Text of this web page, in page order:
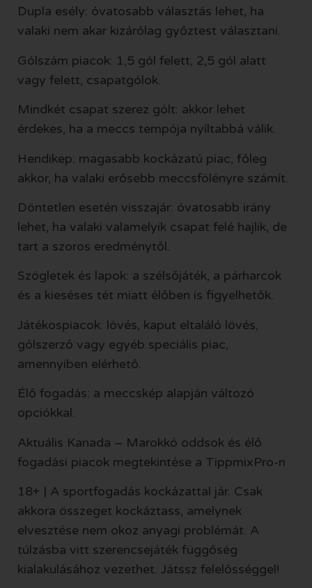
Dupla esély: óvatosabb választás lehet, ha
valaki nem akar kizárólag győztest választani.
Gólszám piacok: 1,5 gól felett, 2,5 gól alatt
vagy felett, csapatgólok.
Mindkét csapat szerez gólt: akkor lehet
érdekes, ha a meccs tempója nyíltabbá válik.
Hendikep: magasabb kockázatú piac, főleg
akkor, ha valaki erősebb meccsfölényre számít.
Döntetlen esetén visszajár: óvatosabb irány
lehet, ha valaki valamelyik csapat felé hajlik, de
tart a szoros eredménytől.
Szögletek és lapok: a szélsőjáték, a párharcok
és a kieséses tét miatt élőben is figyelhetők.
Játékospiacok: lövés, kaput eltaláló lövés,
gólszerző vagy egyéb speciális piac,
amennyiben elérhető.
Élő fogadás: a meccskép alapján változó
opciókkal.
Aktuális Kanada – Marokkó oddsok és élő
fogadási piacok megtekintése a TippmixPro-n
18+ | A sportfogadás kockázattal jár. Csak
akkora összeget kockáztass, amelynek
elvesztése nem okoz anyagi problémát. A
túlzásba vitt szerencsejáték függőség
kialakulásához vezethet. Játssz felelősséggel!